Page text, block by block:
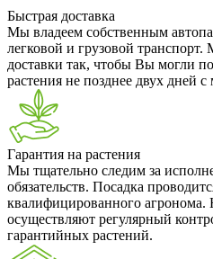
Быстрая доставка
Мы владеем собственным
легковой и грузовой
доставки так, чтобы Вы могли
растения не позднее двух дней
Гарантия на растения
Мы тщательно следим за
обязательств. Посадка
квалифицированного
осуществляют регулярный
гарантийных растений.